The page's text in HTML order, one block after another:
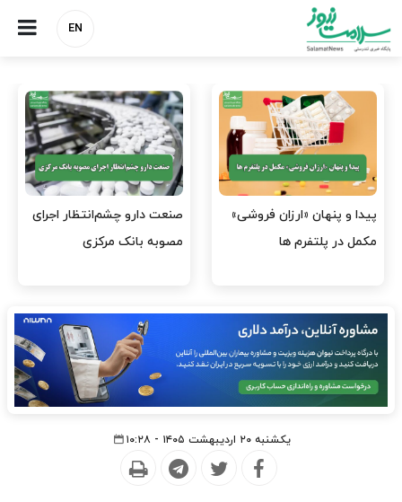
EN
هشدار کانون هموفیلی ایران:
۴ هزار بیمار ۸ ماه است
نسخه وزارت بهداشت برای
مهار پزشک‌نماهای
یکشنبه ۲۰ اردیبهشت ۱۴۰۵ - ۱۰:۲۸